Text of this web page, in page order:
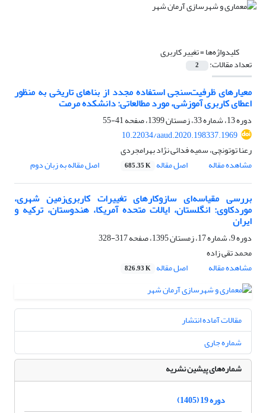
کلیدواژه‌ها =تغییر کاربری
تعداد مقالات: 2
معیارهای ظرفیت‌سنجی استفاده مجدد از بناهای تاریخی به منظور
اعطای کاربری آموزشی، مورد مطالعاتی: دانشکده مرمت
دوره 13، شماره 33، زمستان 1399، صفحه
41-55
10.22034/aaud.2020.198337.1969
رعنا توتونچی، سمیه فدائی نژاد بهرامجردی
مشاهده مقاله
اصل مقاله 685.35 K اصل مقاله به زبان دوم
بررسی مقیاسه‌ای سازوکارهای تغییرات کاربری‌زمین شهری،
موردکاوی: انگلستان، ایالات متحده آمریکا، هندوستان، ترکیه و
ایران
دوره 9، شماره 17، زمستان 1395، صفحه
317-328
محمد تقی زاده
مشاهده مقاله
اصل مقاله 826.93 K
مقالات آماده انتشار
شماره جاری
شماره‌های پیشین نشریه
دوره 19 (1405)